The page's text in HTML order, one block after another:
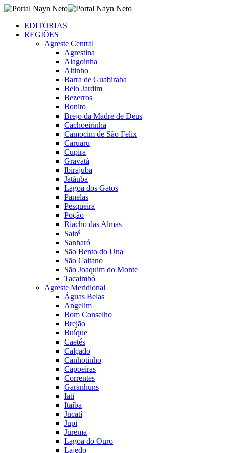
EDITORIAS
REGIÕES
Agreste Central
Agrestina
Alagoinha
Altinho
Barra de Guabiraba
Belo Jardim
Bezerros
Bonito
Brejo da Madre de Deus
Cachoeirinha
Camocim de São Felix
Caruaru
Cupira
Gravatá
Ibirajuba
Jatáuba
Lagoa dos Gatos
Panelas
Pesqueira
Poção
Riacho das Almas
Sairé
Sanharó
São Bento do Una
São Caitano
São Joaquim do Monte
Tacaimbó
Agreste Meridional
Águas Belas
Angelim
Bom Conselho
Brejão
Buíque
Caetés
Calçado
Canhotinho
Capoeiras
Correntes
Garanhuns
Iati
Itaíba
Jucatí
Jupi
Jurema
Lagoa do Ouro
Lajedo